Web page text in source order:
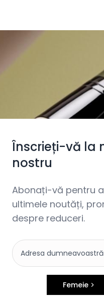
Înscrieți-vă la
nostru
Abonați-vă pentru
ultimele noutăți,
despre reduceri.
Femeie